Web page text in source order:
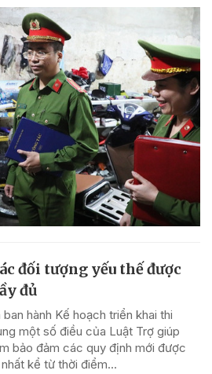
đối tượng yếu thế được
đủ
hành Kế hoạch triển khai thi
một số điều của Luật Trợ giúp
bảo đảm các quy định mới được
kể từ thời điểm...